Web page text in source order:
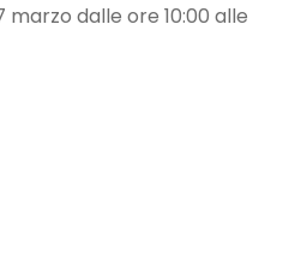
dalle ore 10:00 alle